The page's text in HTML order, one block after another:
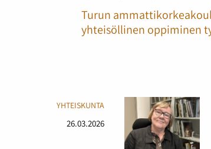
Turun
yhteisöllinen oppiminen
YHTEISKUNTA
26.03.2026